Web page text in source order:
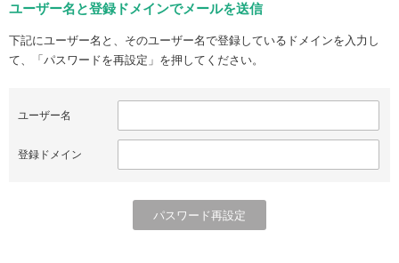
ユーザー名と登録ドメインでメールを送信
下記にユーザー名と、そのユーザー名で登録しているドメインを入力し
て、「パスワードを再設定」を押してください。
ユーザー名
登録ドメイン